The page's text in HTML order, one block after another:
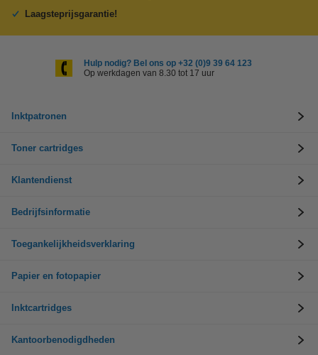
Laagsteprijsgarantie!
Hulp nodig? Bel ons op +32 (0)9 39 64 123
Op werkdagen van 8.30 tot 17 uur
Inktpatronen
Toner cartridges
Klantendienst
Bedrijfsinformatie
Toegankelijkheidsverklaring
Papier en fotopapier
Inktcartridges
Kantoorbenodigdheden